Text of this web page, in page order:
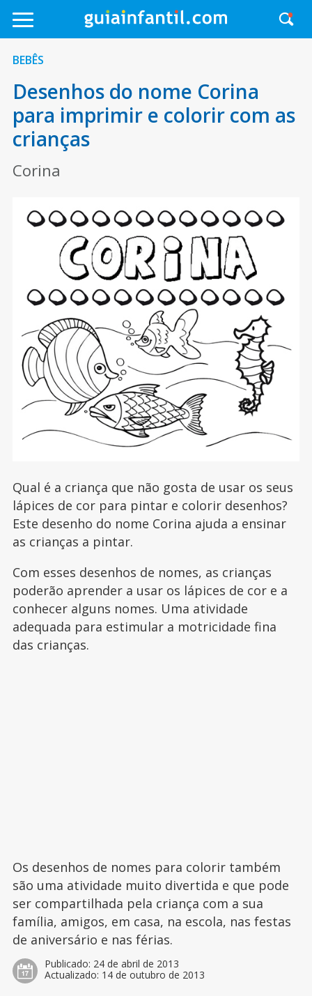
BEBÊS
Desenhos do nome Corina
para imprimir e colorir com as
crianças
Corina
Qual é a criança que não gosta de usar os seus
lápices de cor para pintar e colorir desenhos?
Este desenho do nome Corina ajuda a ensinar
as crianças a pintar.
Com esses desenhos de nomes, as crianças
poderão aprender a usar os lápices de cor e a
conhecer alguns nomes. Uma atividade
adequada para estimular a motricidade fina
das crianças.
Os desenhos de nomes para colorir também
são uma atividade muito divertida e que pode
ser compartilhada pela criança com a sua
família, amigos, em casa, na escola, nas festas
de aniversário e nas férias.
Publicado: 24 de abril de 2013
Actualizado: 14 de outubro de 2013